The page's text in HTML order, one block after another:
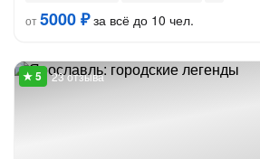
от5000 ₽за всё до 10 чел.
23 отзыва